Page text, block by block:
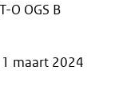
O OGS B
maart 2024